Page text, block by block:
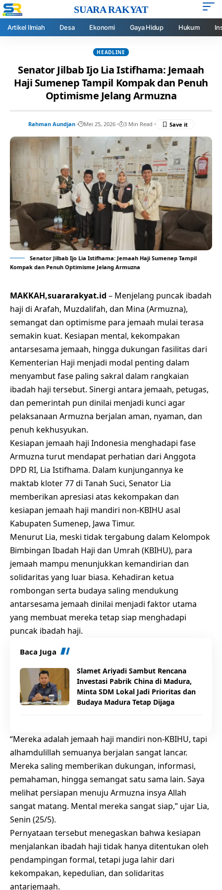
SUARA RAKYAT
Artikel Ilmiah Desa Ekonomi Gaya Hidup Hukum
HEADLINE
Senator Jilbab Ijo Lia Istifhama: Jemaah
Haji Sumenep Tampil Kompak dan Penuh
Optimisme Jelang Armuzna
Rahman Aundjan Mei 25, 2026 3 Min Read
Senator Jilbab Ijo Lia Istifhama: Jemaah Haji Sumenep Tampil
Kompak dan Penuh Optimisme Jelang Armuzna
MAKKAH,suararakyat.id – Menjelang puncak ibadah
haji di Arafah, Muzdalifah, dan Mina (Armuzna),
semangat dan optimisme para jemaah mulai terasa
semakin kuat. Kesiapan mental, kekompakan
antarsesama jemaah, hingga dukungan fasilitas dari
Kementerian Haji menjadi modal penting dalam
menyambut fase paling sakral dalam rangkaian
ibadah haji tersebut. Sinergi antara jemaah, petugas,
dan pemerintah pun dinilai menjadi kunci agar
pelaksanaan Armuzna berjalan aman, nyaman, dan
penuh kekhusyukan.
Kesiapan jemaah haji Indonesia menghadapi fase
Armuzna turut mendapat perhatian dari Anggota
DPD RI, Lia Istifhama. Dalam kunjungannya ke
maktab kloter 77 di Tanah Suci, Senator Lia
memberikan apresiasi atas kekompakan dan
kesiapan jemaah haji mandiri non-KBIHU asal
Kabupaten Sumenep, Jawa Timur.
Menurut Lia, meski tidak tergabung dalam Kelompok
Bimbingan Ibadah Haji dan Umrah (KBIHU), para
jemaah mampu menunjukkan kemandirian dan
solidaritas yang luar biasa. Kehadiran ketua
rombongan serta budaya saling mendukung
antarsesama jemaah dinilai menjadi faktor utama
yang membuat mereka tetap siap menghadapi
puncak ibadah haji.
Baca Juga
Slamet Ariyadi Sambut Rencana
Investasi Pabrik China di Madura,
Minta SDM Lokal Jadi Prioritas dan
Budaya Madura Tetap Dijaga
“Mereka adalah jemaah haji mandiri non-KBIHU, tapi
alhamdulillah semuanya berjalan sangat lancar.
Mereka saling memberikan dukungan, informasi,
pemahaman, hingga semangat satu sama lain. Saya
melihat persiapan menuju Armuzna insya Allah
sangat matang. Mental mereka sangat siap,” ujar Lia,
Senin (25/5).
Pernyataan tersebut menegaskan bahwa kesiapan
menjalankan ibadah haji tidak hanya ditentukan oleh
pendampingan formal, tetapi juga lahir dari
kekompakan, kepedulian, dan solidaritas
antarjemaah.